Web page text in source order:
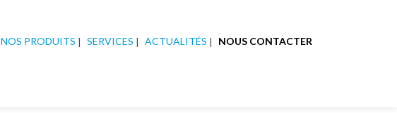
NOS PRODUITS SERVICES ACTUALITÉS NOUS CONTACTER